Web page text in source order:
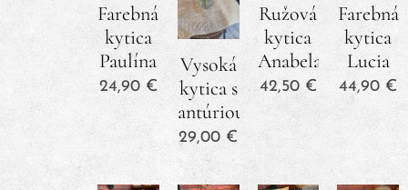
Farebná
kytica
Paulína
24,90€
Vysoká
kytica s
antúriou
29,00 €
Ružová
kytica
Anabela
42,50€
Farebná
kytica
Lucia
44,90 €